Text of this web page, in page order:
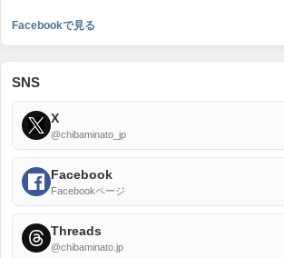
Facebookで見る
SNS
X
@chibaminato_jp
Facebook
Facebookページ
Threads
@chibaminato.jp